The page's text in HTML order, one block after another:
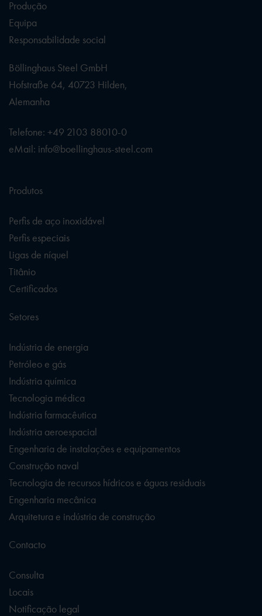
Produção
Equipa
Responsabilidade social
Böllinghaus Steel GmbH
Hofstraße 64, 40723 Hilden,
Alemanha
Telefone: +49 2103 88010-0
eMail: info@boellinghaus-steel.com
Produtos
Perfis de aço inoxidável
Perfis especiais
Ligas de níquel
Titânio
Certificados
Setores
Indústria de energia
Petróleo e gás
Indústria química
Tecnologia médica
Indústria farmacêutica
Indústria aeroespacial
Engenharia de instalações e equipamentos
Construção naval
Tecnologia de recursos hídricos e águas residuais
Engenharia mecânica
Arquitetura e indústria de construção
Contacto
Consulta
Locais
Notificação legal